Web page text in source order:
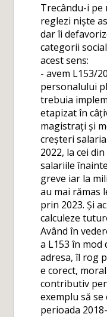
Trecându-i pe
reglezi niște
dar îi
categorii
acest sens:
- avem L153/
personalului
trebuia
etapizat în
magistrați și
creșteri
2022, la cei
salariile
greve iar la
au mai rămas
prin 2023. Și
calculeze
Având în
a L153 în
adresa, îl rog
e corect,
contributiv
exemplu să se
perioada